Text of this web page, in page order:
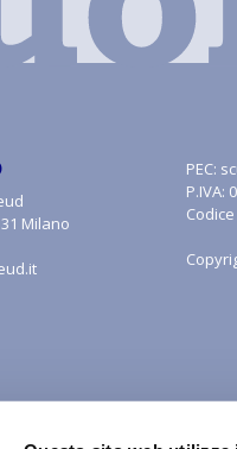
Milano
PEC:
P.IVA: